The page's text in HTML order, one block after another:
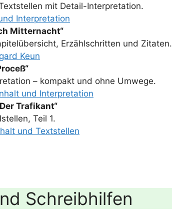
mit Detail-Interpretation.
Interpretation
Mitternacht“
Erzählschritten und Zitaten.
Keun
– kompakt und ohne Umwege.
und Interpretation
Trafikant“
Teil 1.
und Textstellen
Schreibhilfen